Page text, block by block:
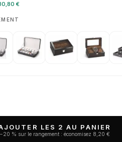
€
LES 2 AU PANIER
−20 % sur le rangement : économisez 8,20 €